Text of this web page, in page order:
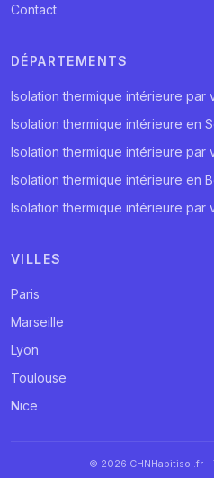
Contact
DÉPARTEMENTS
Isolation thermique intérieure par
Isolation thermique intérieure en
Isolation thermique intérieure par
Isolation thermique intérieure en
Isolation thermique intérieure par
VILLES
Paris
Marseille
Lyon
Toulouse
Nice
© 2026 CHNHabitisol.fr -